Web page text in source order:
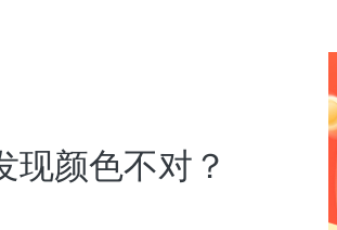
现颜色不对？